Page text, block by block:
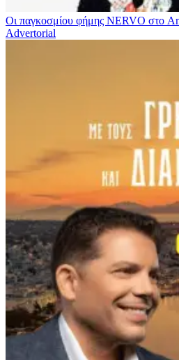
Οι παγκοσμίου φήμης NERVO στο
Advertorial